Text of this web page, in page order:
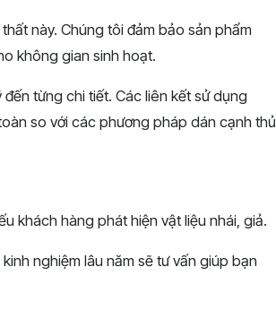
này. Chúng tôi đảm bảo sản phẩm
không gian sinh hoạt.
từng chi tiết. Các liên kết sử dụng
so với các phương pháp dán cạnh thủ
khách hàng phát hiện vật liệu nhái, giả.
nghiệm lâu năm sẽ tư vấn giúp bạn